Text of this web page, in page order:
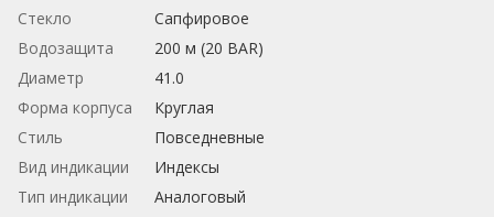
Стекло
Сапфировое
Водозащита
200 м (20 BAR)
Диаметр
41.0
Форма корпуса
Круглая
Стиль
Повседневные
Вид индикации
Индексы
Тип индикации
Аналоговый